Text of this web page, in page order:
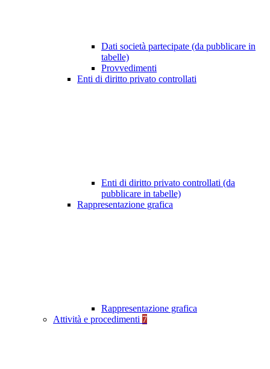
Dati società partecipate (da pubblicare in
tabelle)
Provvedimenti
Enti di diritto privato controllati
Enti di diritto privato controllati (da
pubblicare in tabelle)
Rappresentazione grafica
Rappresentazione grafica
Attività e procedimenti 7